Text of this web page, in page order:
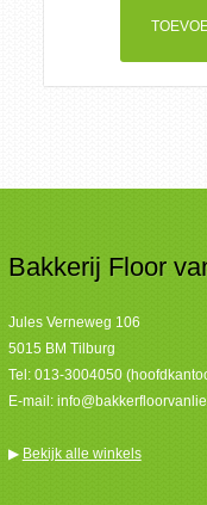
Bakkerij Floor
Jules Verneweg 106
5015 BM Tilburg
Tel: 013-3004050
E-mail:
▶ Bekijk alle winkels